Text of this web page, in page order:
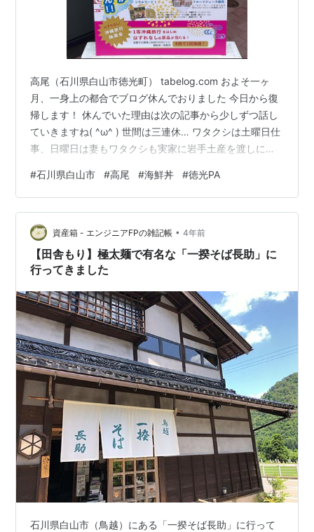
高尾（石川県白山市徳光町） tabelog.com およそ一ヶ
月、一身上の都合でブログ休んでおりました 今日から復
帰します！ 休んでいた理由は次の記事から少しずつ話し
ていきますね( ^ω^ ) 世間は三連休… ワタクシは土曜日仕
事、日曜日は妻もワタクシも実家に岩手土産を渡しに行
に気づくΣ('◉⌓◉’) SNSで見かけた沖縄のイベント 徳光
PAならそんな遠くないし、行ってみるか！ 戦利品は温め
て食べれるソーキとかラフテー、ゴーヤチャンプル用の
スパム、ゴーヤの種入り塩とか あと珍しいのがドラゴン
フルーツのジャム、まだ食べてないけどどんな味するん
だ…
#石川県白山市 #高尾 #海鮮丼 #徳光PA
資産箱 - エンジニアFPの雑記帳 • 4年前
【田舎もり】極太麺で有名な「一揆そば長助」に
行ってきました
石川県白山市（鳥越）にある「一揆そば長助」に行って